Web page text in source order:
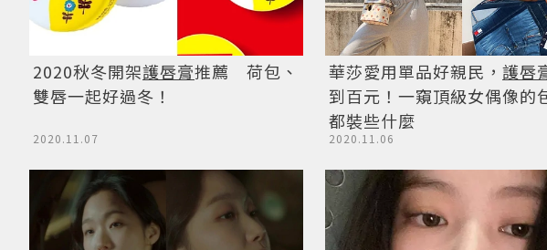
2020秋冬開架護唇膏推薦 荷包、
雙唇一起好過冬！
2020.11.07
華莎愛用單品好親民， 護唇
到百元！一窺頂級女偶像的
都裝些什麼
2020.11.06